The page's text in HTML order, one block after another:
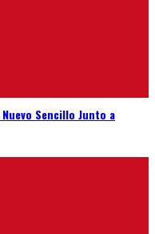
Sencillo Junto a